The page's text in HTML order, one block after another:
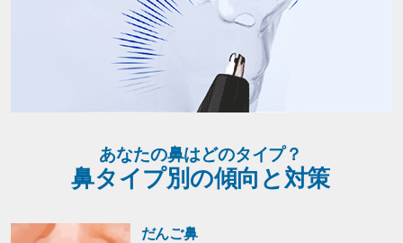
あなたの鼻はどのタイプ？
鼻タイプ別の傾向と対策
だんご鼻